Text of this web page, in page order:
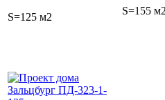
S=125 м2
S=155 м2